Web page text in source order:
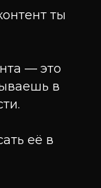
ты
— это
в
её в